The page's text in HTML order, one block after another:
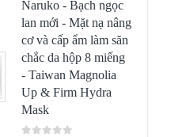
Naruko - Bạch ngọc
lan mới - Mặt nạ nâng
cơ và cấp ẩm làm săn
chắc da hộp 8 miếng
- Taiwan Magnolia
Up & Firm Hydra
Mask